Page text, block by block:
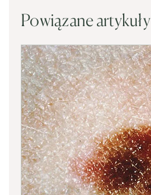
Powiązane artykuły